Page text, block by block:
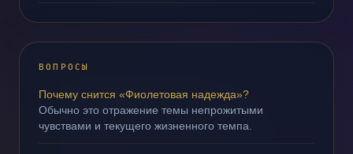
ВОПРОСЫ
Почему снится «Фиолетовая надежда»?
Обычно это отражение темы непрожитыми
чувствами и текущего жизненного темпа.